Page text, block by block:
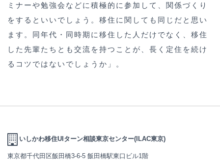
ミナーや勉強会などに積極的に参加して、関係づくり
をするといいでしょう。移住に関しても同じだと思い
ます。同年代・同時期に移住した人だけでなく、移住
した先輩たちとも交流を持つことが、長く定住を続け
るコツではないでしょうか」。
いしかわ移住UIターン相談東京センター(ILAC東京)
東京都千代田区飯田橋3-6-5 飯田橋駅東口ビル1階